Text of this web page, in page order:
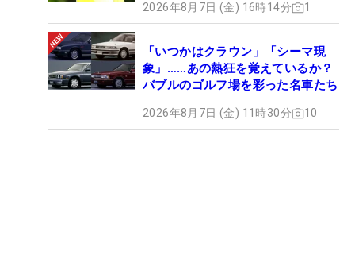
2026年8月7日 (金) 16時14分 1
「いつかはクラウン」「シーマ現
象」……あの熱狂を覚えているか？
バブルのゴルフ場を彩った名車たち
2026年8月7日 (金) 11時30分 10